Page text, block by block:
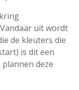
uit wordt
de kleuters die
is dit een
deze